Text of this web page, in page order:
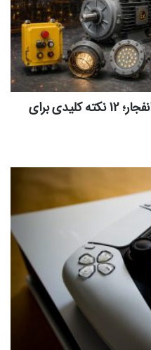
تجهیزات و قطعات آسانسور ضد انفجار؛ 12 نکته کلیدی برای